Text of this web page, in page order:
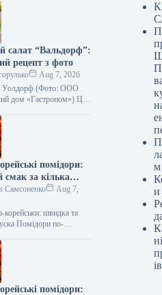
салат “Вальдорф”:
рецепт з фото
Aug 7, 2026
Уолдорф (Фото: ООО
дом «Гастроном») Цей
для тих, хто цінує
помідори:
смак за кілька
рецепт з
Самсоненко
Aug 7,
корейськи: швидка та
Помідори по-
корейськи – це
закуска, яка точно
помідори:
м
и
ів